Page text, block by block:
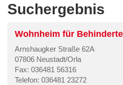
Suchergebnis
Wohnheim für Behinderte
Arnshaugker Straße 62A
07806 Neustadt/Orla
Fax: 036481 56316
Telefon: 036481 23272